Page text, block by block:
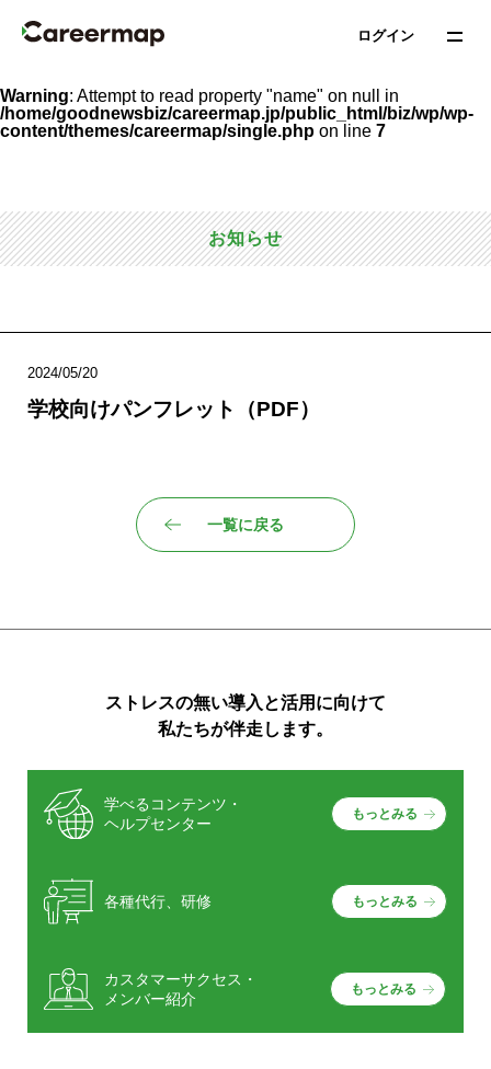
ログイン
Warning: Undefined array key 0 in
/home/goodnewsbiz/careermap.jp/public_html/biz/wp/wp-
Warning: Attempt to read property "name" on null in
/home/goodnewsbiz/careermap.jp/public_html/biz/wp/wp-
content/themes/careermap/single.php on line 7
お知らせ
2024/05/20
学校向けパンフレット（PDF）
一覧に戻る
ストレスの無い導入と活用に向けて
私たちが伴走します。
学べるコンテンツ・
ヘルプセンター
もっとみる
各種代行、研修 もっとみる
カスタマーサクセス・
メンバー紹介
もっとみる